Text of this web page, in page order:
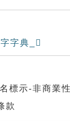
字典_𥛚
標示-非商業
款